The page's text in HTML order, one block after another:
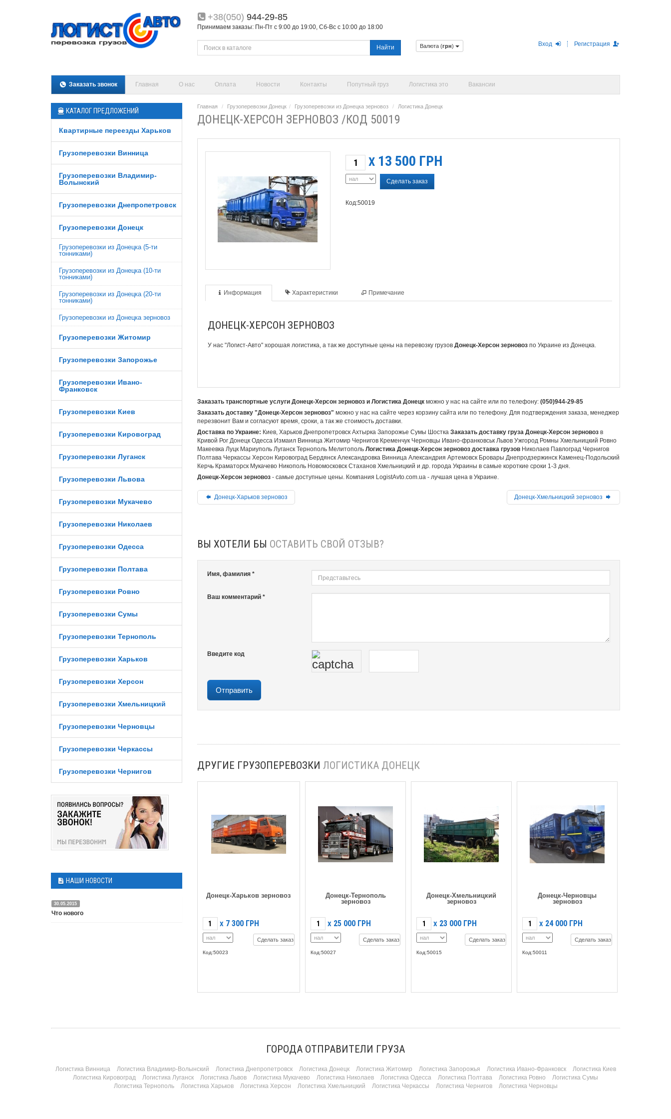
+38(050) 944-29-85
Принимаем заказы: Пн-Пт с 9:00 до 19:00, Сб-Вс с 10:00 до 18:00
Найти Вход Регистрация
Валюта (грн)
Заказать звонок Главная О нас Оплата Новости Контакты Попутный груз Логистика это Вакансии
КАТАЛОГ ПРЕДЛОЖЕНИЙ
Квартирные переезды Харьков
Грузоперевозки Винница
Грузоперевозки Владимир-
Волынский
Грузоперевозки Днепропетровск
Грузоперевозки Донецк
Грузоперевозки из Донецка (5-ти
тонниками)
Грузоперевозки из Донецка (10-ти
тонниками)
Грузоперевозки из Донецка (20-ти
тонниками)
Грузоперевозки из Донецка зерновоз
Грузоперевозки Житомир
Грузоперевозки Запорожье
Грузоперевозки Ивано-
Франковск
Грузоперевозки Киев
Грузоперевозки Кировоград
Грузоперевозки Луганск
Грузоперевозки Львова
Грузоперевозки Мукачево
Грузоперевозки Николаев
Грузоперевозки Одесса
Грузоперевозки Полтава
Грузоперевозки Ровно
Грузоперевозки Сумы
Грузоперевозки Тернополь
Грузоперевозки Харьков
Грузоперевозки Херсон
Грузоперевозки Хмельницкий
Грузоперевозки Черновцы
Грузоперевозки Черкассы
Грузоперевозки Чернигов
НАШИ НОВОСТИ
30.05.2015
Что нового
Главная Грузоперевозки Донецк Грузоперевозки из Донецка зерновоз Логистика Донецк
ДОНЕЦК-ХЕРСОН ЗЕРНОВОЗ /КОД 50019
X 13 500 ГРН
Сделать заказ
Код:50019
Информация Характеристики Примечание
ДОНЕЦК-ХЕРСОН ЗЕРНОВОЗ
У нас "Логист-Авто"хорошая логистика, а так же доступные цены на перевозку грузов Донецк-Херсон зерновоз по Украине из Донецка.
Заказать транспортные услуги Донецк-Херсон зерновоз и Логистика Донецкможно у нас на сайте или по телефону: (050)944-29-85
Заказать доставку "Донецк-Херсон зерновоз" можно у нас на сайте через корзину сайта или по телефону. Для подтверждения заказа, менеджер
перезвонит Вам и согласуют время, сроки, а так же стоимость доставки.
Доставка по Украине: Киев, Харьков Днепропетровск Ахтырка Запорожье Сумы Шостка Заказать доставку груза Донецк-Херсон зерновозв
Кривой Рог Донецк Одесса Измаил Винница Житомир Чернигов Кременчук Черновцы Ивано-франковськ Львов Ужгород Ромны Хмельницкий Ровно
Макеевка Луцк Мариуполь Луганск Тернополь Мелитополь Логистика Донецк-Херсон зерновоз доставка грузовНиколаев Павлоград Чернигов
Полтава Черкассы Херсон Кировоград Бердянск Александровка Винница Александрия Артемовск Бровары Днепродзержинск Каменец-Подольский
Керчь Краматорск Мукачево Никополь Новомосковск Стаханов Хмельницкий и др. города Украины в самые короткие сроки 1-3 дня.
Донецк-Херсон зерновоз- самые доступные цены. Компания LogistAvto.com.ua - лучшая цена в Украине.
Донецк-Харьков зерновоз Донецк-Хмельницкий зерновоз
ВЫ ХОТЕЛИ БЫ ОСТАВИТЬ СВОЙ ОТЗЫВ?
Имя, фамилия *
Ваш комментарий *
Введите код
ДРУГИЕ ГРУЗОПЕРЕВОЗКИ ЛОГИСТИКА ДОНЕЦК
Донецк-Харьков зерновоз
X 7 300 ГРН
Сделать заказ
Код:50023
Донецк-Тернополь
зерновоз
X 25 000 ГРН
Сделать заказ
Код:50027
Донецк-Хмельницкий
зерновоз
X 23 000 ГРН
Сделать заказ
Код:50015
Донецк-Черновцы
зерновоз
X 24 000 ГРН
Сделать заказ
Код:50011
ГОРОДА ОТПРАВИТЕЛИ ГРУЗА
Логистика Винница Логистика Владимир-Волынский Логистика Днепропетровск Логистика Донецк Логистика Житомир Логистика Запорожья Логистика Ивано-Франковск
Логистика Киев
Логистика Кировоград
Логистика Луганск Логистика Львов Логистика Мукачево Логистика Николаев Логистика Одесса Логистика Полтава Логистика Ровно
Логистика Сумы
Логистика Тернополь
Логистика Харьков Логистика Херсон Логистика Хмельницкий Логистика Черкассы Логистика Чернигов Логистика Черновцы